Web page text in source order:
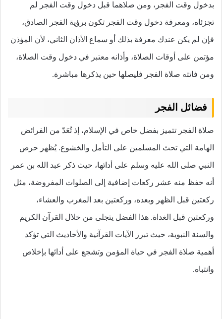
بدخول وقت الفجر، ومن صلاهما قبل دخول وقت الفجر لم
تجزئاه، ومعرفة دخول وقت الفجر تكون برؤية الفجر الصادق،
فإن لم يكن عندك معرفة بذلك أو سماع الأذان الثاني، لأن المؤذن
مؤتمن على أوقات الصلاة، وأذانه معتبر في دخول وقت الصلاة،
ومن فاتته صلاة الفجر فليصلها حين يذكرها مباشرة.
فضائل الفجر
صلاة الفجر تتميز بفضل خاص في الإسلام، إذ تُعَدّ من الفرائض
الهامة التي تحث المسلمين على التأمل والخشوع. يُظهر حرص
النبي صلى الله عليه وسلم على أدائها، حيث ذكر عبد الله بن عمر
أنه حفظ منه عشر ركعات إضافية إلى الصلوات المفروضة، مثل
ركعتين قبل الظهر وبعده، وركعتين بعد المغرب والعشاء،
وركعتين قبل الغداة. هذا الفضل يتجلى من خلال القرآن الكريم
والسنة النبوية، حيث تبرز الآيات القرآنية والأحاديث التي تؤكد
أهمية صلاة الفجر في حياة المؤمن وتشجع على أدائها بإخلاص
وانتباه.